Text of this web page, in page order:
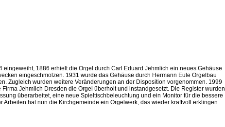
1886 erhielt die Orgel durch Carl Eduard Jehmlich ein neues Gehäuse
eingeschmolzen. 1931 wurde das Gehäuse durch Hermann Eule Orgelbau
Zugleich wurden weitere Veränderungen an der Disposition vorgenommen. 1999
Jehmlich Dresden die Orgel überholt und instandgesetzt. Die Register wurden
überarbeitet, eine neue Spieltischbeleuchtung und ein Monitor für die bessere
hat nun die Kirchgemeinde ein Orgelwerk, das wieder kraftvoll erklingen